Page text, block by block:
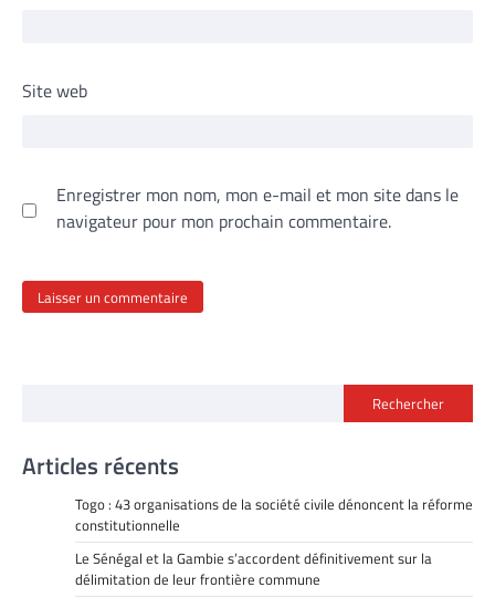
Site web
Enregistrer mon nom, mon e-mail et mon site dans le
navigateur pour mon prochain commentaire.
Rechercher
Articles récents
Togo : 43 organisations de la société civile dénoncent la réforme
constitutionnelle
Le Sénégal et la Gambie s’accordent définitivement sur la
délimitation de leur frontière commune